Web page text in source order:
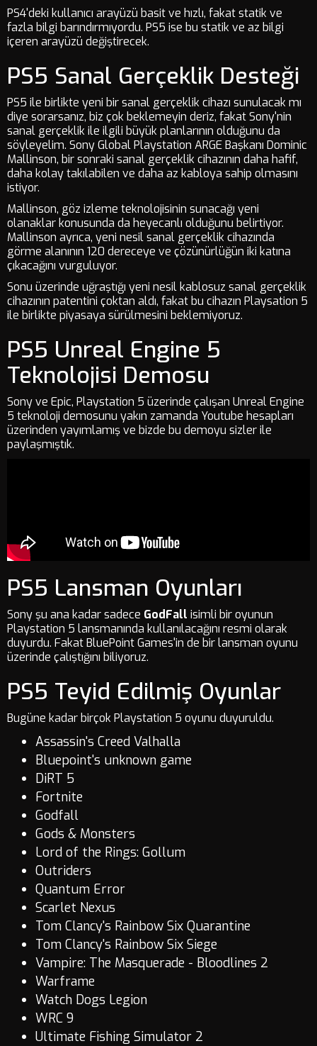
PS4'deki kullanıcı arayüzü basit ve hızlı, fakat statik ve
fazla bilgi barındırmıyordu. PS5 ise bu statik ve az bilgi
içeren arayüzü değiştirecek.
PS5 Sanal Gerçeklik Desteği
PS5 ile birlikte yeni bir sanal gerçeklik cihazı sunulacak mı
diye sorarsanız, biz çok beklemeyin deriz, fakat Sony'nin
sanal gerçeklik ile ilgili büyük planlarının olduğunu da
söyleyelim. Sony Global Playstation ARGE Başkanı Dominic
Mallinson, bir sonraki sanal gerçeklik cihazının daha hafif,
daha kolay takılabilen ve daha az kabloya sahip olmasını
istiyor.
Mallinson, göz izleme teknolojisinin sunacağı yeni
olanaklar konusunda da heyecanlı olduğunu belirtiyor.
Mallinson ayrıca, yeni nesil sanal gerçeklik cihazında
görme alanının 120 dereceye ve çözünürlüğün iki katına
çıkacağını vurguluyor.
Sonu üzerinde uğraştığı yeni nesil kablosuz sanal gerçeklik
cihazının patentini çoktan aldı, fakat bu cihazın Playsation 5
ile birlikte piyasaya sürülmesini beklemiyoruz.
PS5 Unreal Engine 5
Teknolojisi Demosu
Sony ve Epic, Playstation 5 üzerinde çalışan Unreal Engine
5 teknoloji demosunu yakın zamanda Youtube hesapları
üzerinden yayımlamış ve bizde bu demoyu sizler ile
paylaşmıştık.
PS5 Lansman Oyunları
Sony şu ana kadar sadece GodFall isimli bir oyunun
Playstation 5 lansmanında kullanılacağını resmi olarak
duyurdu. Fakat BluePoint Games'in de bir lansman oyunu
üzerinde çalıştığını biliyoruz.
PS5 Teyid Edilmiş Oyunlar
Bugüne kadar birçok Playstation 5 oyunu duyuruldu.
Assassin's Creed Valhalla
Bluepoint's unknown game
DiRT 5
Fortnite
Godfall
Gods & Monsters
Lord of the Rings: Gollum
Outriders
Quantum Error
Scarlet Nexus
Tom Clancy's Rainbow Six Quarantine
Tom Clancy's Rainbow Six Siege
Vampire: The Masquerade - Bloodlines 2
Warframe
Watch Dogs Legion
WRC 9
Ultimate Fishing Simulator 2